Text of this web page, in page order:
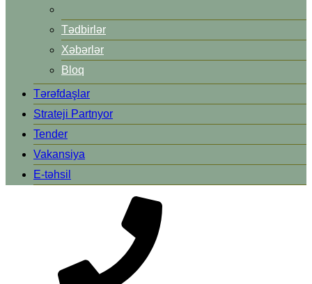
Tədbirlər
Xəbərlər
Bloq
Tərəfdaşlar
Strateji Partnyor
Tender
Vakansiya
E-təhsil